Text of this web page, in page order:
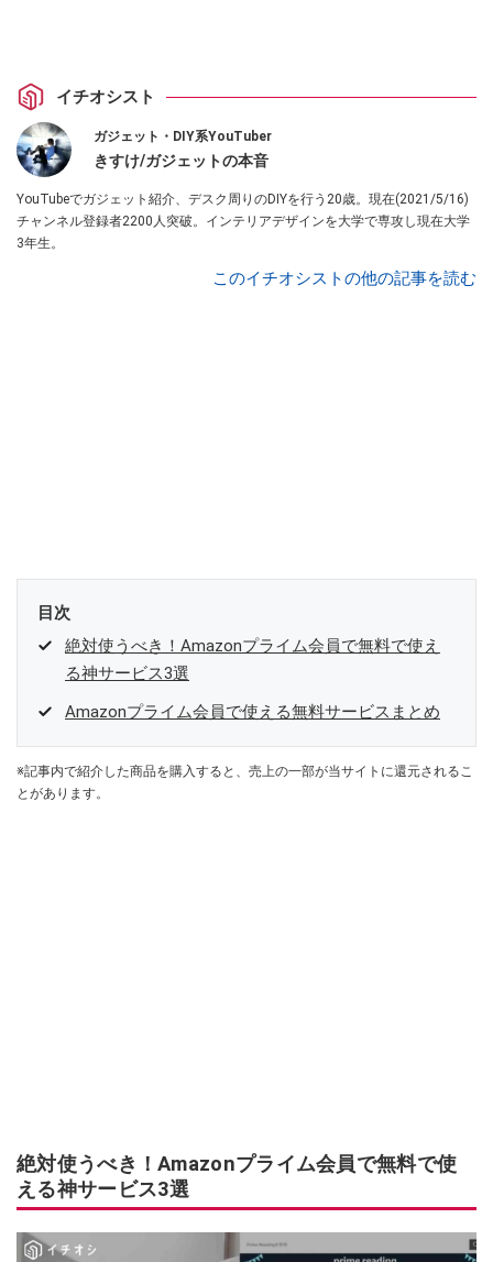
イチオシスト
ガジェット・DIY系YouTuber
きすけ/ガジェットの本音
YouTubeでガジェット紹介、デスク周りのDIYを行う20歳。現在(2021/5/16)
チャンネル登録者2200人突破。インテリアデザインを大学で専攻し現在大学
3年生。
このイチオシストの他の記事を読む
目次
絶対使うべき！Amazonプライム会員で無料で使え
る神サービス3選
Amazonプライム会員で使える無料サービスまとめ
※記事内で紹介した商品を購入すると、売上の一部が当サイトに還元されるこ
とがあります。
絶対使うべき！Amazonプライム会員で無料で使
える神サービス3選